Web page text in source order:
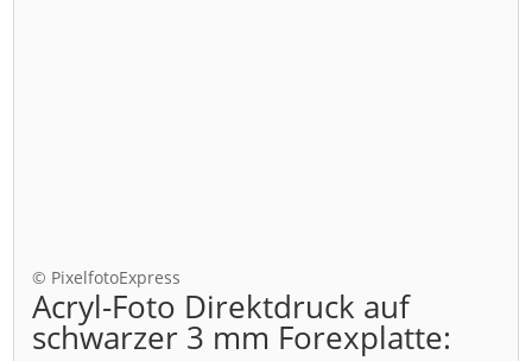
© PixelfotoExpress
Acryl-Foto Direktdruck auf
schwarzer 3 mm Forexplatte: